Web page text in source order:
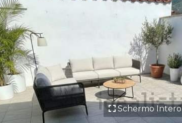
Schermo Intero